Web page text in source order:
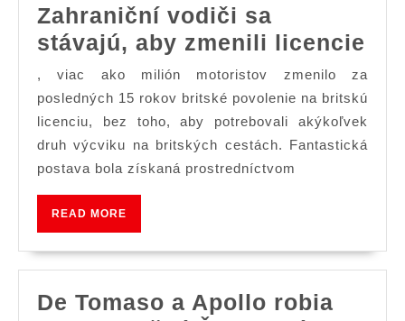
Zahraniční vodiči sa
stávajú, aby zmenili licencie
sa
aby
, viac ako milión motoristov zmenilo za
posledných 15 rokov britské povolenie na britskú
licenciu, bez toho, aby potrebovali akýkoľvek
druh výcviku na britských cestách. Fantastická
postava bola získaná prostredníctvom
READ MORE
De Tomaso a Apollo robia